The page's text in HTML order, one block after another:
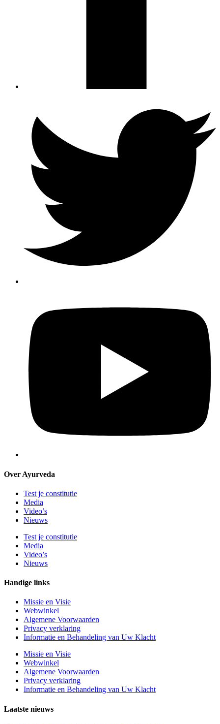
Over Ayurveda
Test je constitutie
Media
Video’s
Nieuws
Test je constitutie
Media
Video’s
Nieuws
Handige links
Missie en Visie
Webwinkel
Algemene Voorwaarden
Privacy verklaring
Informatie en Behandeling van Uw Klacht
Missie en Visie
Webwinkel
Algemene Voorwaarden
Privacy verklaring
Informatie en Behandeling van Uw Klacht
Laatste nieuws